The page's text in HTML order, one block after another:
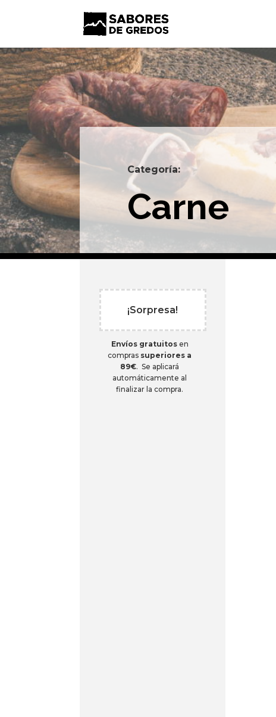
Categoría:
Carne
¡Sorpresa!
Envíos gratuitosen
compras superiores a
89€. Se aplicará
automáticamente al
finalizar la compra.